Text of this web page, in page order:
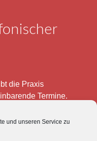
und unseren Service zu
die Praxis
Termine.